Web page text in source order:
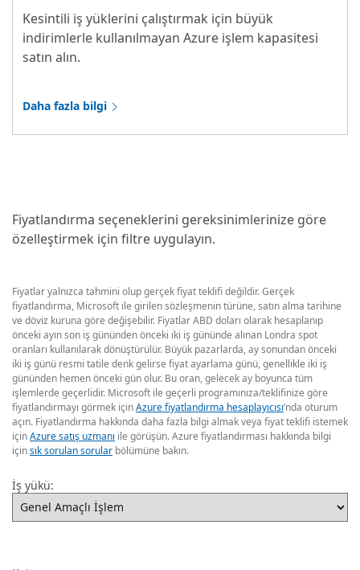
Kesintili iş yüklerini çalıştırmak için büyük
indirimlerle kullanılmayan Azure işlem kapasitesi
satın alın.
Daha fazla bilgi
Fiyatlandırma seçeneklerini gereksinimlerinize göre
özelleştirmek için filtre uygulayın.
Fiyatlar yalnızca tahmini olup gerçek fiyat teklifi değildir. Gerçek
fiyatlandırma, Microsoft ile girilen sözleşmenin türüne, satın alma tarihine
ve döviz kuruna göre değişebilir. Fiyatlar ABD doları olarak hesaplanıp
önceki ayın son iş gününden önceki iki iş gününde alınan Londra spot
oranları kullanılarak dönüştürülür. Büyük pazarlarda, ay sonundan önceki
iki iş günü resmi tatile denk gelirse fiyat ayarlama günü, genellikle iki iş
gününden hemen önceki gün olur. Bu oran, gelecek ay boyunca tüm
işlemlerde geçerlidir. Microsoft ile geçerli programınıza/teklifinize göre
fiyatlandırmayı görmek içinAzure fiyatlandırma hesaplayıcısı’nda oturum
açın. Fiyatlandırma hakkında daha fazla bilgi almak veya fiyat teklifi istemek
içinAzure satış uzmanı ile görüşün. Azure fiyatlandırması hakkında bilgi
içinsık sorulan sorular bölümüne bakın.
İş yükü: